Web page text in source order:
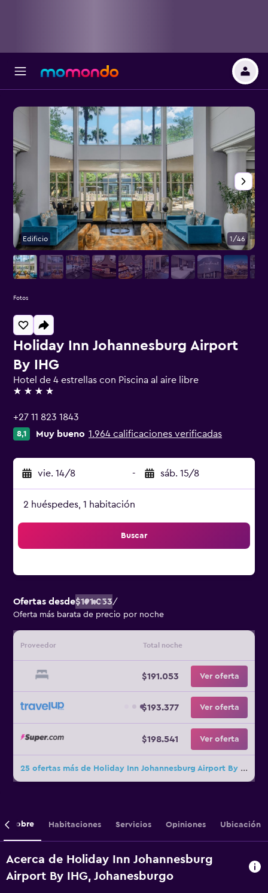
Holiday Inn Johannesburg Airport
By IHG
Hotel de 4 estrellas con Piscina al aire libre
4 estrellas
+27 11 823 1843
8,1 Muy bueno 1.964 calificaciones verificadas
vie. 14/8 - sáb. 15/8
2 huéspedes, 1 habitación
Buscar
Ofertas desde$191.053/
Oferta más barata de precio por noche
Proveedor Total noche
$191.053 Ver oferta
$193.377 Ver oferta
$198.541 Ver oferta
25 ofertas más de Holiday Inn Johannesburg Airport By IHG
Edificio 1/46
Fotos
Sobre Habitaciones Servicios Opiniones Ubicación
Acerca de Holiday Inn Johannesburg
Airport By IHG, Johanesburgo